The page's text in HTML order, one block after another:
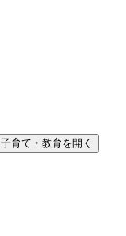
子育て・教育を開く